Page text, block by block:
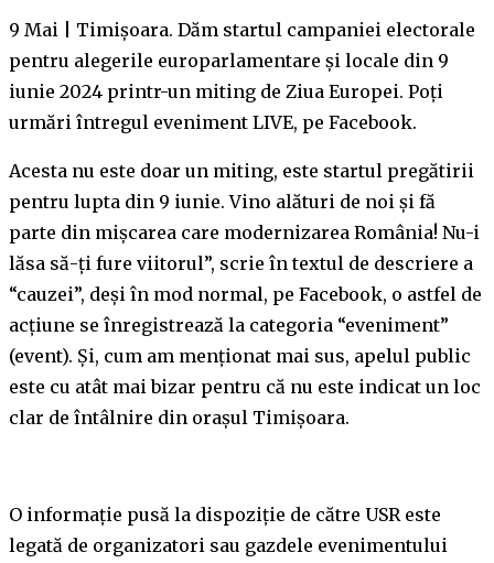
9 Mai | Timișoara. Dăm startul campaniei electorale
pentru alegerile europarlamentare și locale din 9
iunie 2024 printr-un miting de Ziua Europei. Poți
urmări întregul eveniment LIVE, pe Facebook.
Acesta nu este doar un miting, este startul pregătirii
pentru lupta din 9 iunie. Vino alături de noi și fă
parte din mișcarea care modernizarea România! Nu-i
lăsa să-ți fure viitorul”, scrie în textul de descriere a
“cauzei”, deși în mod normal, pe Facebook, o astfel de
acțiune se înregistrează la categoria “eveniment”
(event). Și, cum am menționat mai sus, apelul public
este cu atât mai bizar pentru că nu este indicat un loc
clar de întâlnire din orașul Timișoara.
O informație pusă la dispoziție de către USR este
legată de organizatori sau gazdele evenimentului